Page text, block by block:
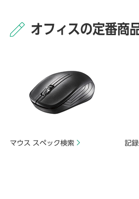
オフィスの定番商
マウス スペック検索 記